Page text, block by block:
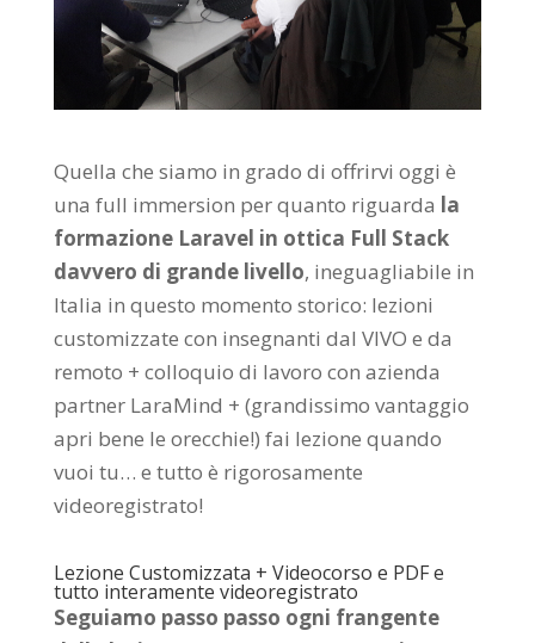
Quella che siamo in grado di offrirvi oggi è
una full immersion per quanto riguarda la
formazione Laravel in ottica Full Stack
davvero di grande livello, ineguagliabile in
Italia in questo momento storico: lezioni
customizzate con insegnanti dal VIVO e da
remoto + colloquio di lavoro con azienda
partner LaraMind + (grandissimo vantaggio
apri bene le orecchie!) fai lezione quando
vuoi tu… e tutto è rigorosamente
videoregistrato!
Lezione Customizzata + Videocorso e PDF e
tutto interamente videoregistrato
Seguiamo passo passo ogni frangente